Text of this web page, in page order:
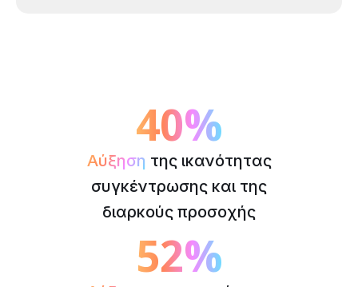
40%
Αύξηση της ικανότητας
συγκέντρωσης και της
διαρκούς προσοχής
52%